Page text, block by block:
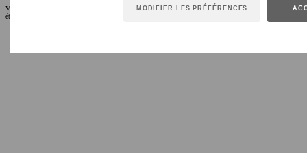
MODIFIER LES PRÉFÉRENCES
VOUS AIMEREZ AUSSI
étape active